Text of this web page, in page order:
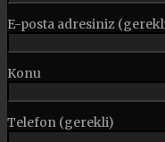
E-posta adresiniz
Konu
Telefon (gerekli)